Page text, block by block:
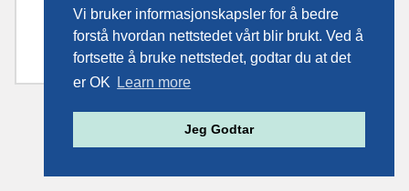
Vi bruker informasjonskapsler for å bedre
forstå hvordan nettstedet vårt blir brukt. Ved å
fortsette å bruke nettstedet, godtar du at det
er OK
Learn more
Jeg Godtar
Arendalsadvokatene DA